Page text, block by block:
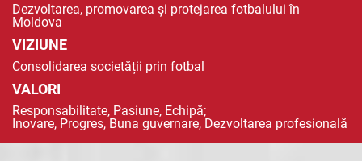
Dezvoltarea, promovarea și protejarea fotbalului în
Moldova
VIZIUNE
Consolidarea societății prin fotbal
VALORI
Responsabilitate, Pasiune, Echipă;
Inovare, Progres, Buna guvernare, Dezvoltarea profesională